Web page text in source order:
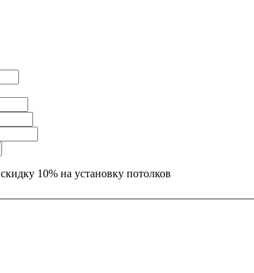
скидку 10% на установку потолков